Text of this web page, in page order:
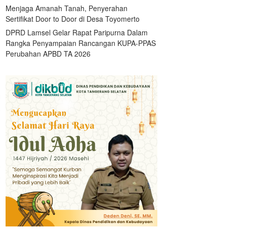
Menjaga Amanah Tanah, Penyerahan
Sertifikat Door to Door di Desa Toyomerto
DPRD Lamsel Gelar Rapat Paripurna Dalam
Rangka Penyampaian Rancangan KUPA-PPAS
Perubahan APBD TA 2026